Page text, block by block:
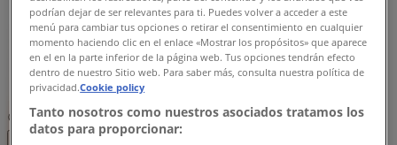
10:00 - 21:00
Fredag
10:00 - 21:00
Lördag
10:00 - 21:00
Karta
0735-440054
podrían dejar de ser relevantes para ti. Puedes volver a acceder a este
menú para cambiar tus opciones o retirar el consentimiento en cualquier
momento haciendo clic en el enlace «Mostrar los propósitos» que aparece
en el en la parte inferior de la página web. Tus opciones tendrán efecto
dentro de nuestro Sitio web. Para saber más, consulta nuestra política de
privacidad.Cookie policy
Tanto nosotros como nuestros asociados tratamos los
datos para proporcionar: